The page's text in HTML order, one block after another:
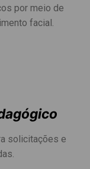
por meio de
facial.
solicitações e